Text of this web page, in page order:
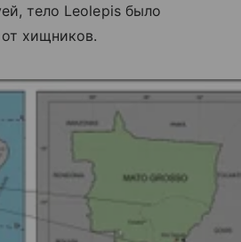
тело Leolepis было
хищников.